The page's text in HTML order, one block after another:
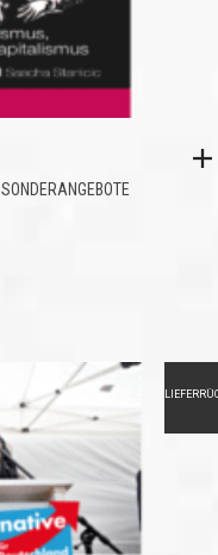
SONDERANGEBOTE